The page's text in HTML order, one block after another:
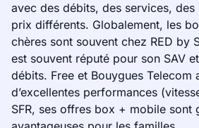
avec des débits, des services, des
prix différents. Globalement, les
chères sont souvent chez RED by
est souvent réputé pour son SAV
débits. Free et Bouygues Telecom
d’excellentes performances
SFR, ses offres box + mobile sont